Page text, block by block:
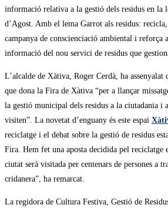
informació relativa a la gestió dels residus en la
d’Agost. Amb el lema Garrot als residus:
campanya de conscienciació ambiental i reforça
informació del nou servici de residus que
L’alcalde de Xàtiva, Roger Cerdà, ha
que dona la Fira de Xàtiva “per a llançar
la gestió municipal dels residus a la ciutadania i
visiten”. La novetat d’enguany és este espai
reciclatge i el debat sobre la gestió de residus
Fira. Hem fet una aposta decidida pel reciclatge
ciutat serà visitada per centenars de persones a
cridanera”, ha remarcat.
La regidora de Cultura Festiva, Gestió de